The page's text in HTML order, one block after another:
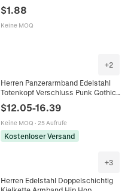
Geometrische Gliederkette
Schmuck
$1.88
Keine MOQ
+2
Herren Panzerarmband Edelstahl
Totenkopf Verschluss Punk Gothic
Hip Hop Schmuck Accessoire
$12.05-16.39
Keine MOQ · 25 Aufrufe
Kostenloser Versand
+3
Herren Edelstahl Doppelschichtig